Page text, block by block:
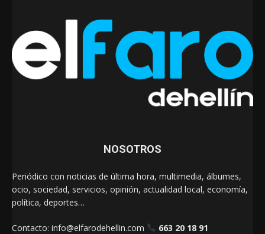
NOSOTROS
Periódico con noticias de última hora, multimedia, álbumes,
ocio, sociedad, servicios, opinión, actualidad local, economía,
política, deportes…
Contacto: info@elfarodehellin.com 663 20 18 91